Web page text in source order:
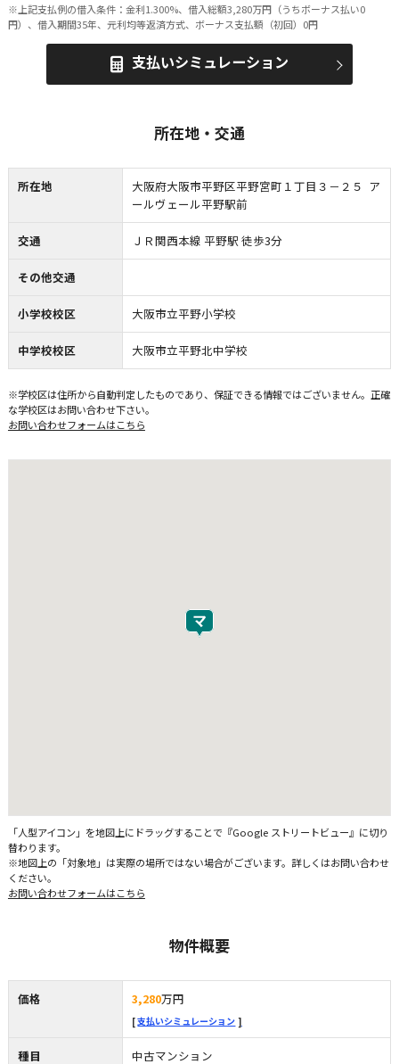
※上記支払例の借入条件：金利1.300%、借入総額3,280万円（うちボーナス払い0
円）、借入期間35年、元利均等返済方式、ボーナス支払額（初回）0円
支払いシミュレーション
所在地・交通
所在地
大阪府大阪市平野区平野宮町１丁目３－２５ ア
ールヴェール平野駅前
交通 ＪＲ関西本線 平野駅 徒歩3分
その他交通
小学校校区 大阪市立平野小学校
中学校校区 大阪市立平野北中学校
※学校区は住所から自動判定したものであり、保証できる情報ではございません。正確
な学校区はお問い合わせ下さい。
お問い合わせフォームはこちら
「人型アイコン」を地図上にドラッグすることで『Google ストリートビュー』に切り
替わります。
※地図上の「対象地」は実際の場所ではない場合がございます。詳しくはお問い合わせ
ください。
お問い合わせフォームはこちら
物件概要
価格 3,280万円
支払いシミュレーション
種目 中古マンション